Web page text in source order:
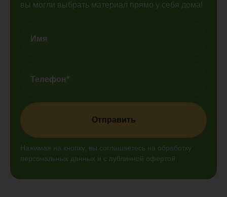
вы могли выбрать материал прямо у себя дома!
Отправить
Нажимая на кнопку, вы соглашаетесь на обработку
персональных данных и с публичной офертой